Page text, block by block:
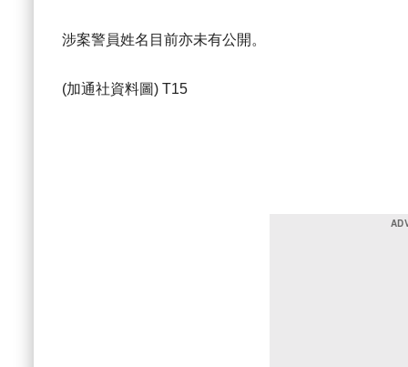
涉案警員姓名目前亦未有公開。
(加通社資料圖) T15